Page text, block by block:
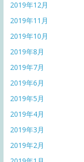
2019年12月
2019年11月
2019年10月
2019年8月
2019年7月
2019年6月
2019年5月
2019年4月
2019年3月
2019年2月